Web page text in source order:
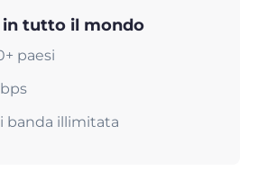
in tutto il mondo
paesi
banda illimitata